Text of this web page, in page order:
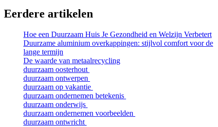
Eerdere artikelen
Hoe een Duurzaam Huis Je Gezondheid en Welzijn Verbetert
Duurzame aluminium overkappingen: stijlvol comfort voor de
lange termijn
De waarde van metaalrecycling
duurzaam oosterhout
duurzaam ontwerpen
duurzaam op vakantie
duurzaam ondernemen betekenis
duurzaam onderwijs
duurzaam ondernemen voorbeelden
duurzaam ontwricht